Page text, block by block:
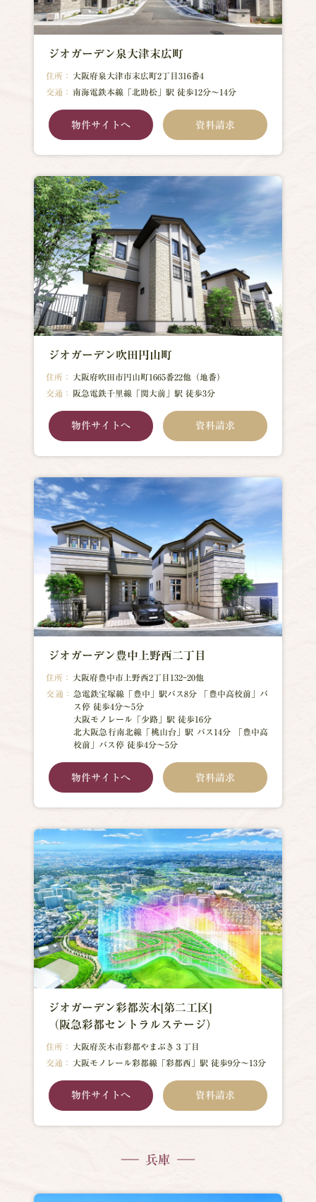
ジオガーデン泉大津末広町
住所：
大阪府泉大津市末広町2丁目316番4
交通：
南海電鉄本線「北助松」駅 徒歩12分～14分
物件サイトへ 資料請求
ジオガーデン吹田円山町
住所：
大阪府吹田市円山町1665番22他（地番）
交通：
阪急電鉄千里線「関大前」駅 徒歩3分
物件サイトへ 資料請求
ジオガーデン豊中上野西二丁目
住所：
大阪府豊中市上野西2丁目132ｰ20他
交通：
急電鉄宝塚線「豊中」駅バス8分 「豊中高校前」バ
ス停 徒歩4分～5分
大阪モノレール「少路」駅 徒歩16分
北大阪急行南北線「桃山台」駅 バス14分 「豊中高
校前」バス停 徒歩4分～5分
物件サイトへ 資料請求
ジオガーデン彩都茨木[第二工区]
（阪急彩都セントラルステージ）
住所：
大阪府茨木市彩都やまぶき３丁目
交通：
大阪モノレール彩都線「彩都西」駅 徒歩9分～13分
物件サイトへ 資料請求
兵庫